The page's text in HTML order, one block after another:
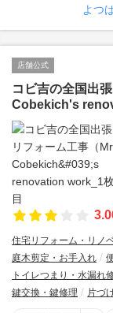
よつ
店舗公式
コビ吉の全国出
Cobekich's
住宅リフォーム・リノ
庭木剪定・お手入れ
トイレつまり・水漏れ
鍵交換・鍵修理
片づ